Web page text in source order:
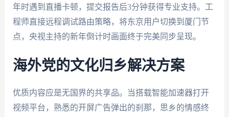
年时遇到直播卡顿，提交报告后3分钟获得专业支持。工
程师直接远程调试路由策略，将东京用户切换到厦门节
点，央视主持的新年倒计时画面终于完美同步呈现。
海外党的文化归乡解决方案
优质内容应是无国界的共享品。当搭载智能加速器打开
视频平台，熟悉的开屏广告弹出的刹那，思乡的情感终